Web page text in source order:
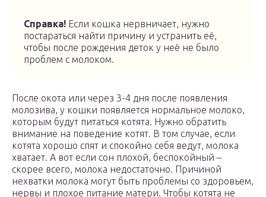
Справка! Если кошка нервничает, нужно
постараться найти причину и устранить её,
чтобы после рождения деток у неё не было
проблем с молоком.
После окота или через 3-4 дня после появления
молозива, у кошки появляется нормальное молоко,
которым будут питаться котята. Нужно обратить
внимание на поведение котят. В том случае, если
котята хорошо спят и спокойно себя ведут, молока
хватает. А вот если сон плохой, беспокойный –
скорее всего, молока недостаточно. Причиной
нехватки молока могут быть проблемы со здоровьем,
нервы и плохое питание матери. Чтобы котята не